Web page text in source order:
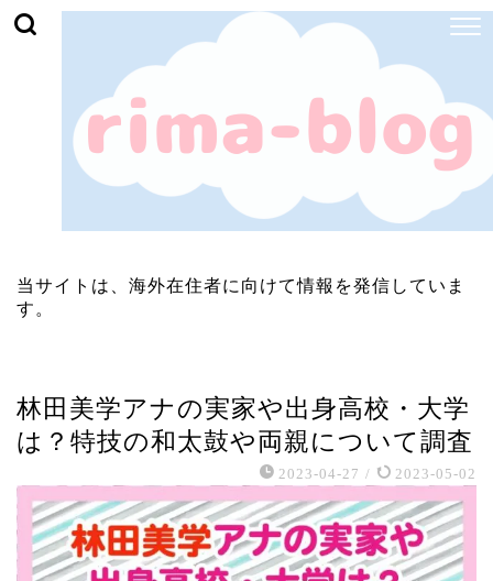
当サイトは、海外在住者に向けて情報を発信していま
す。
林田美学アナの実家や出身高校・大学
は？特技の和太鼓や両親について調査
2023-04-27 / 2023-05-02